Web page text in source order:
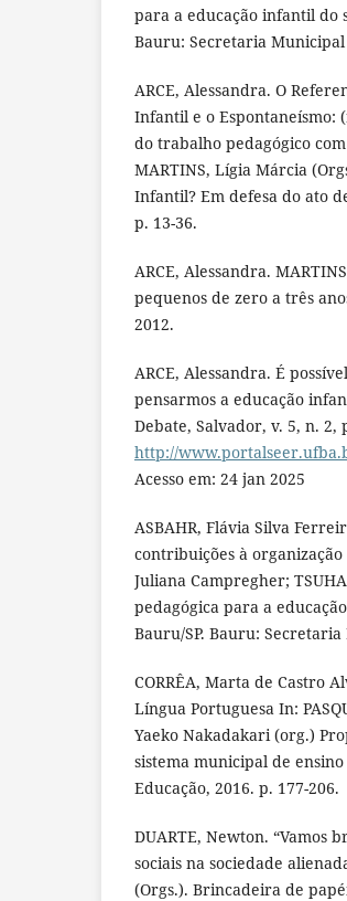
para a educação infantil do
Bauru: Secretaria Municipal
ARCE, Alessandra. O
Infantil e o Espontaneísmo:
do trabalho pedagógico
MARTINS, Lígia Márcia
Infantil? Em defesa do ato
p. 13-36.
ARCE, Alessandra.
pequenos de zero a três
2012.
ARCE, Alessandra. É
pensarmos a educação
Debate, Salvador, v. 5, n. 2,
http://
Acesso em: 24 jan 2025
ASBAHR, Flávia Silva
contribuições à
Juliana Campregher;
pedagógica para a
Bauru/SP. Bauru:
CORRÊA, Marta de Castro
Língua Portuguesa In:
Yaeko Nakadakari (org.)
sistema municipal de
Educação, 2016. p. 177-206.
DUARTE, Newton. “Vamos
sociais na sociedade
(Orgs.). Brincadeira de